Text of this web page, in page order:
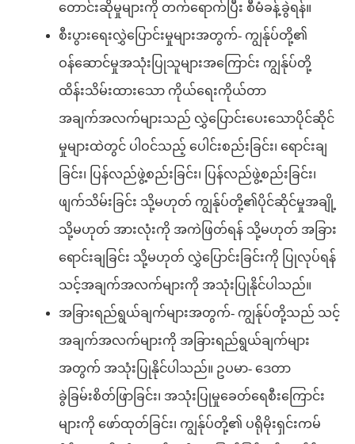
တောင်းဆိုမှုများကို တက်ရောက်ပြီး စီမံခန့်ခွဲရန်။
စီးပွားရေးလွှဲပြောင်းမှုများအတွက်- ကျွန်ုပ်တို့၏
ဝန်ဆောင်မှုအသုံးပြုသူများအကြောင်း ကျွန်ုပ်တို့
ထိန်းသိမ်းထားသော ကိုယ်ရေးကိုယ်တာ
အချက်အလက်များသည် လွှဲပြောင်းပေးသောပိုင်ဆိုင်
မှုများထဲတွင် ပါဝင်သည့် ပေါင်းစည်းခြင်း၊ ရောင်းချ
ခြင်း၊ ပြန်လည်ဖွဲ့စည်းခြင်း၊ ပြန်လည်ဖွဲ့စည်းခြင်း၊
ဖျက်သိမ်းခြင်း သို့မဟုတ် ကျွန်ုပ်တို့၏ပိုင်ဆိုင်မှုအချို့
သို့မဟုတ် အားလုံးကို အကဲဖြတ်ရန် သို့မဟုတ် အခြား
ရောင်းချခြင်း သို့မဟုတ် လွှဲပြောင်းခြင်းကို ပြုလုပ်ရန်
သင့်အချက်အလက်များကို အသုံးပြုနိုင်ပါသည်။
အခြားရည်ရွယ်ချက်များအတွက်- ကျွန်ုပ်တို့သည် သင့်
အချက်အလက်များကို အခြားရည်ရွယ်ချက်များ
အတွက် အသုံးပြုနိုင်ပါသည်။ ဥပမာ- ဒေတာ
ခွဲခြမ်းစိတ်ဖြာခြင်း၊ အသုံးပြုမှုခေတ်ရေစီးကြောင်း
များကို ဖော်ထုတ်ခြင်း၊ ကျွန်ုပ်တို့၏ ပရိုမိုးရှင်းကမ်